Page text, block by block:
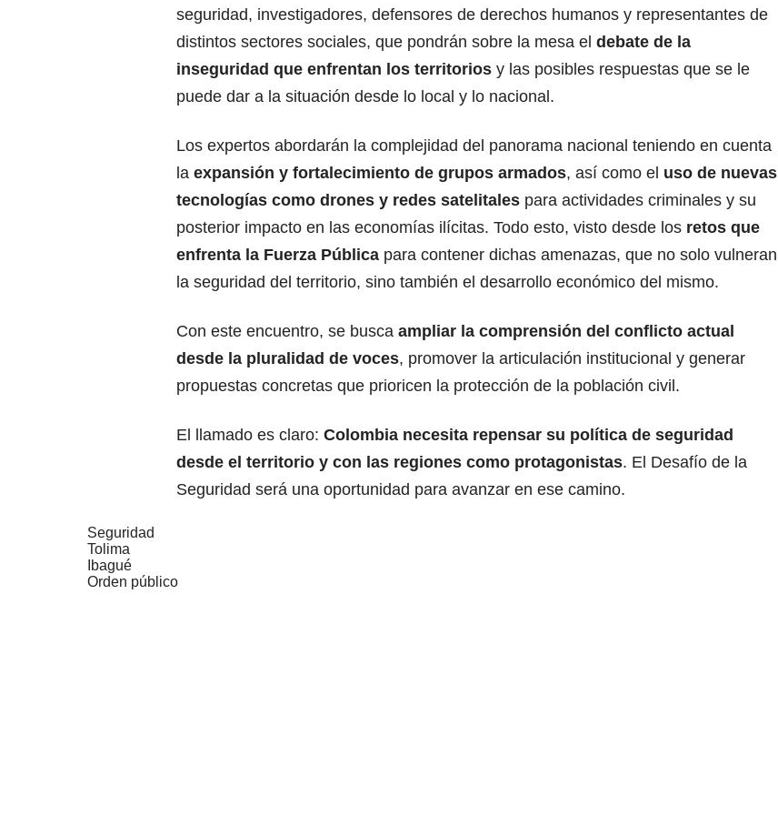
seguridad, investigadores, defensores de derechos humanos y representantes de
distintos sectores sociales, que pondrán sobre la mesa el debate de la
inseguridad que enfrentan los territorios y las posibles respuestas que se le
puede dar a la situación desde lo local y lo nacional.
Los expertos abordarán la complejidad del panorama nacional teniendo en cuenta
la expansión y fortalecimiento de grupos armados, así como el uso de nuevas
tecnologías como drones y redes satelitales para actividades criminales y su
posterior impacto en las economías ilícitas. Todo esto, visto desde los retos que
enfrenta la Fuerza Pública para contener dichas amenazas, que no solo vulneran
la seguridad del territorio, sino también el desarrollo económico del mismo.
Con este encuentro, se busca ampliar la comprensión del conflicto actual
desde la pluralidad de voces, promover la articulación institucional y generar
propuestas concretas que prioricen la protección de la población civil.
El llamado es claro: Colombia necesita repensar su política de seguridad
desde el territorio y con las regiones como protagonistas. El Desafío de la
Seguridad será una oportunidad para avanzar en ese camino.
Seguridad
Tolima
Ibagué
Orden público